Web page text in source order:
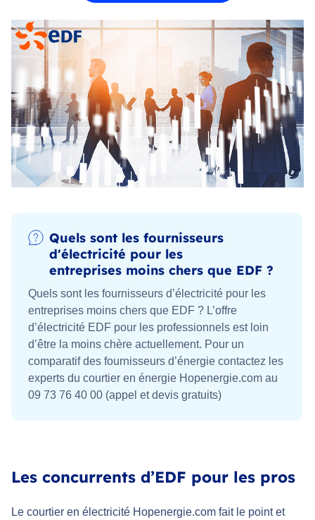
Quels sont les fournisseurs
d'électricité pour les
entreprises moins chers que EDF ?
Quels sont les fournisseurs d’électricité pour les
entreprises moins chers que EDF ? L’offre
d’électricité EDF pour les professionnels est loin
d’être la moins chère actuellement. Pour un
comparatif des fournisseurs d’énergie contactez les
experts du courtier en énergie Hopenergie.com au
09 73 76 40 00 (appel et devis gratuits)
Les concurrents d’EDF pour les pros
Le courtier en électricité Hopenergie.com fait le point et